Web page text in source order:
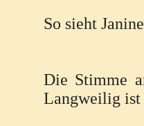
So sieht
Die Stimme
Langweilig ist